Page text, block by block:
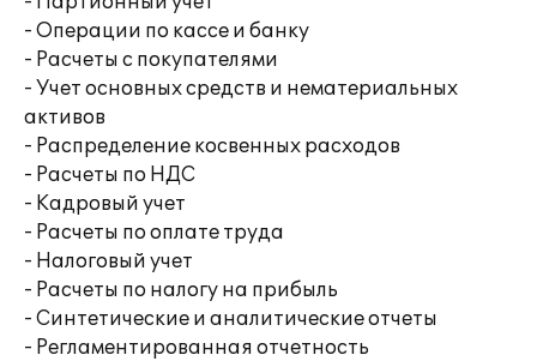
- Операции по кассе и банку
- Расчеты с покупателями
- Учет основных средств и нематериальных
активов
- Распределение косвенных расходов
- Расчеты по НДС
- Кадровый учет
- Расчеты по оплате труда
- Налоговый учет
- Расчеты по налогу на прибыль
- Синтетические и аналитические отчеты
- Регламентированная отчетность